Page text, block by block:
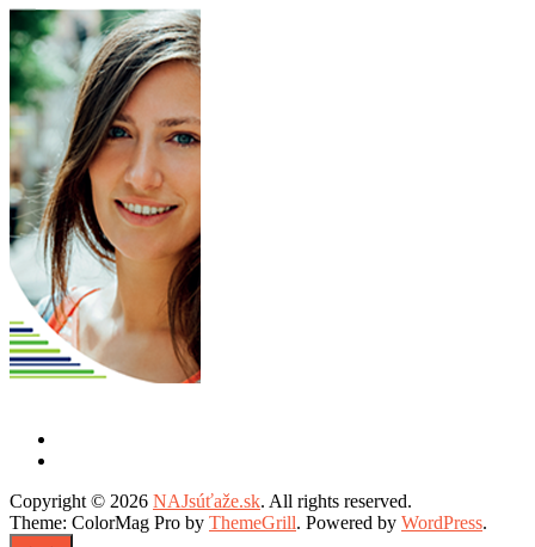
Copyright © 2026 NAJsúťaže.sk. All rights reserved.
Theme: ColorMag Pro by ThemeGrill. Powered by WordPress.